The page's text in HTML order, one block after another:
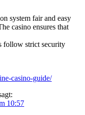
system fair and easy
casino ensures that
follow strict security
casino-guide/
10:57